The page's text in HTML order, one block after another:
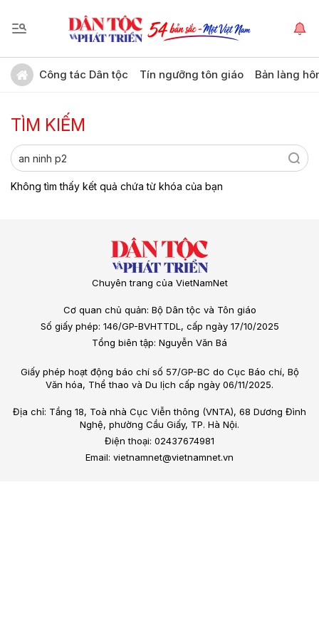
Công tác Dân tộc Tín ngưỡng tôn giáo Bản làng
TÌM KIẾM
Không tìm thấy kết quả chứa từ khóa của bạn
Chuyên trang của VietNamNet
Cơ quan chủ quản: Bộ Dân tộc và Tôn giáo
Số giấy phép: 146/GP-BVHTTDL, cấp ngày 17/10/2025
Tổng biên tập: Nguyễn Văn Bá
Giấy phép hoạt động báo chí số 57/GP-BC do Cục Báo chí, Bộ
Văn hóa, Thể thao và Du lịch cấp ngày 06/11/2025.
Địa chỉ: Tầng 18, Toà nhà Cục Viễn thông (VNTA), 68 Dương Đình
Nghệ, phường Cầu Giấy, TP. Hà Nội.
Điện thoại: 02437674981
Email: vietnamnet@vietnamnet.vn